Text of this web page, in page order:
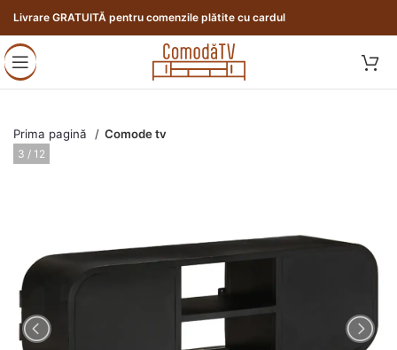
Livrare GRATUITĂ pentru comenzile plătite cu cardul
Prima pagină Comode tv
3 / 12